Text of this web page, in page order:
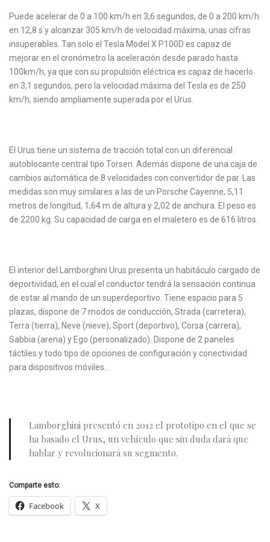
Puede acelerar de 0 a 100 km/h en 3,6 segundos, de 0 a 200 km/h
en 12,8 s y alcanzar 305 km/h de velocidad máxima, unas cifras
insuperables. Tan solo el Tesla Model X P100D es capaz de
mejorar en el cronómetro la aceleración desde parado hasta
100km/h, ya que con su propulsión eléctrica es capaz de hacerlo
en 3,1 segundos, pero la velocidad máxima del Tesla es de 250
km/h, siendo ampliamente superada por el Urus.
El Urus tiene un sistema de tracción total con un diferencial
autoblocante central tipo Torsen. Además dispone de una caja de
cambios automática de 8 velocidades con convertidor de par. Las
medidas son muy similares a las de un Porsche Cayenne, 5,11
metros de longitud, 1,64 m de altura y 2,02 de anchura. El peso es
de 2200 kg. Su capacidad de carga en el maletero es de 616 litros.
El interior del Lamborghini Urus presenta un habitáculo cargado de
deportividad, en el cual el conductor tendrá la sensación continua
de estar al mando de un superdeportivo. Tiene espacio para 5
plazas, dispone de 7 modos de conducción, Strada (carretera),
Terra (tierra), Neve (nieve), Sport (deportivo), Corsa (carrera),
Sabbia (arena) y Ego (personalizado). Dispone de 2 paneles
táctiles y todo tipo de opciones de configuración y conectividad
para dispositivos móviles..
Lamborghini presentó en 2012 el prototipo en el que se
ha basado el Urus, un vehículo que sin duda dará que
hablar y revolucionará su segmento.
Comparte esto:
Facebook X